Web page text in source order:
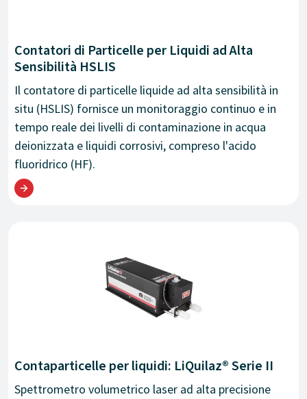
Contatori di Particelle per Liquidi ad Alta
Sensibilità HSLIS
Il contatore di particelle liquide ad alta sensibilità in
situ (HSLIS) fornisce un monitoraggio continuo e in
tempo reale dei livelli di contaminazione in acqua
deionizzata e liquidi corrosivi, compreso l'acido
fluoridrico (HF).
Contaparticelle per liquidi: LiQuilaz® Serie II
Spettrometro volumetrico laser ad alta precisione